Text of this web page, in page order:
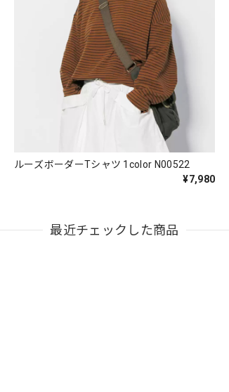
ルーズボーダーTシャツ 1color N00522
¥7,980
最近チェックした商品